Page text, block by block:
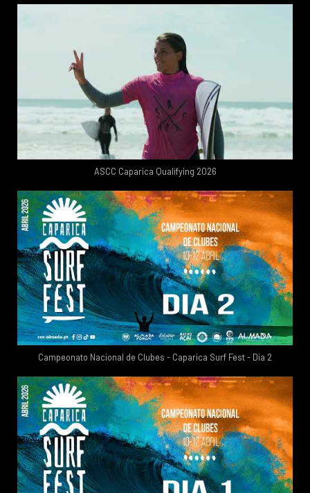
ASCC Caparica Qualifying 2026
Campeonato Nacional de Clubes - Caparica Surf Fest - Dia 2